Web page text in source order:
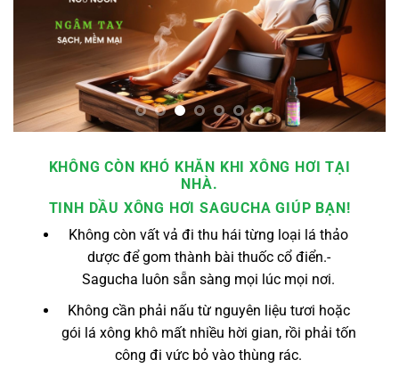
KHÔNG CÒN KHÓ KHĂN KHI XÔNG HƠI TẠI
NHÀ.
TINH DẦU XÔNG HƠI SAGUCHA GIÚP BẠN!
Không còn vất vả đi thu hái từng loại lá thảo
dược để gom thành bài thuốc cổ điển.-
Sagucha luôn sẵn sàng mọi lúc mọi nơi.
Không cần phải nấu từ nguyên liệu tươi hoặc
gói lá xông khô mất nhiều hời gian, rồi phải tốn
công đi vức bỏ vào thùng rác.